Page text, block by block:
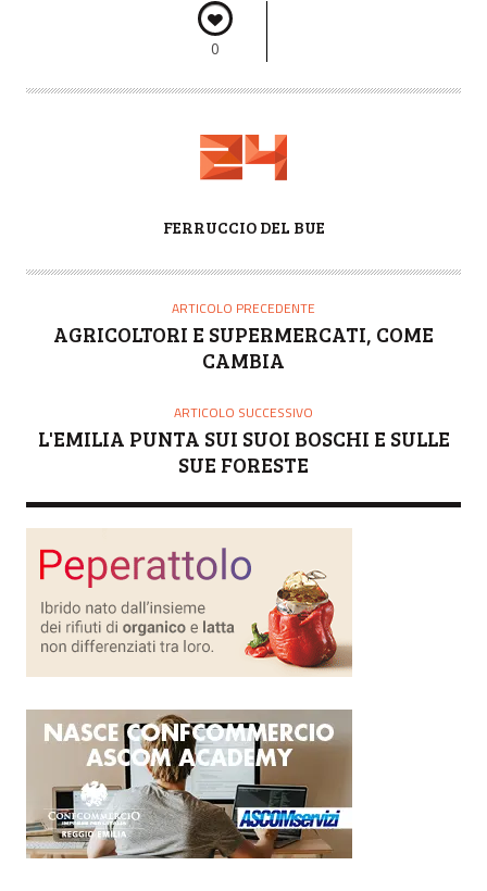
0
T
FERRUCCIO DEL BUE
ARTICOLO PRECEDENTE
AGRICOLTORI E SUPERMERCATI, COME
CAMBIA
ARTICOLO SUCCESSIVO
L'EMILIA PUNTA SUI SUOI BOSCHI E SULLE
SUE FORESTE